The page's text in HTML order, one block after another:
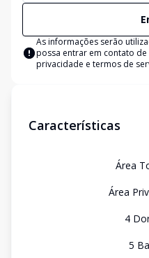
As informações serão
possa entrar em contato
privacidade e termos de
Características
Área
Área
4
5